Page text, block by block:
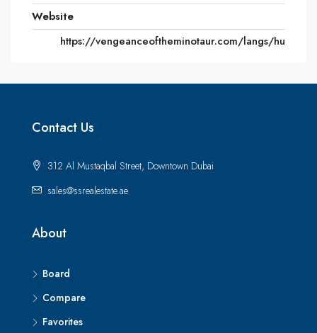
Website
https://vengeanceoftheminotaur.com/langs/hu
Contact Us
312 Al Mustaqbal Street, Downtown Dubai
sales@ssrealestate.ae
About
Board
Compare
Favorites